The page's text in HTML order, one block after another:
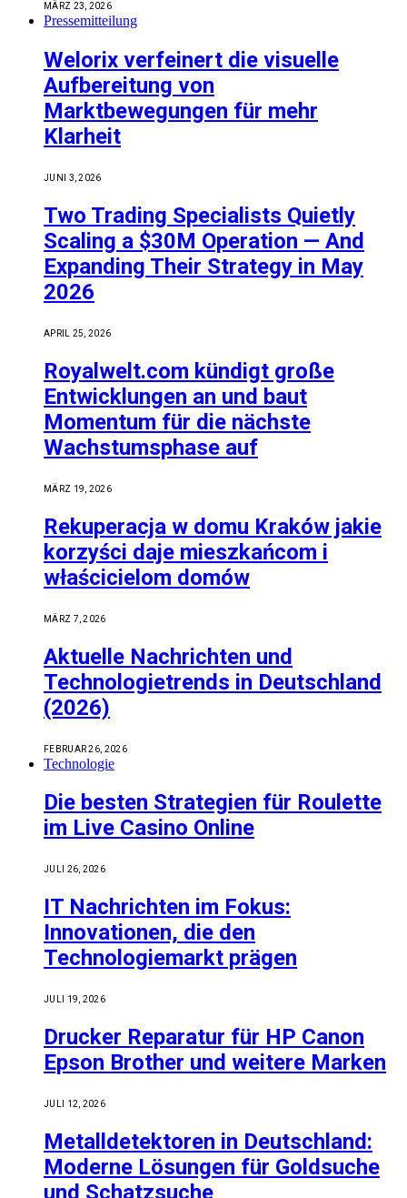
MÄRZ 23, 2026
Pressemitteilung
Welorix verfeinert die visuelle
Aufbereitung von
Marktbewegungen für mehr
Klarheit
JUNI 3, 2026
Two Trading Specialists Quietly
Scaling a $30M Operation — And
Expanding Their Strategy in May
2026
APRIL 25, 2026
Royalwelt.com kündigt große
Entwicklungen an und baut
Momentum für die nächste
Wachstumsphase auf
MÄRZ 19, 2026
Rekuperacja w domu Kraków jakie
korzyści daje mieszkańcom i
właścicielom domów
MÄRZ 7, 2026
Aktuelle Nachrichten und
Technologietrends in Deutschland
(2026)
FEBRUAR 26, 2026
Technologie
Die besten Strategien für Roulette
im Live Casino Online
JULI 26, 2026
IT Nachrichten im Fokus:
Innovationen, die den
Technologiemarkt prägen
JULI 19, 2026
Drucker Reparatur für HP Canon
Epson Brother und weitere Marken
JULI 12, 2026
Metalldetektoren in Deutschland:
Moderne Lösungen für Goldsuche
und Schatzsuche